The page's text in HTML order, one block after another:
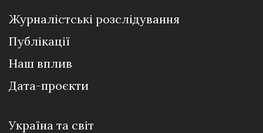
Журналістські розслідування
Публікації
Наш вплив
Дата-проєкти
Україна та світ